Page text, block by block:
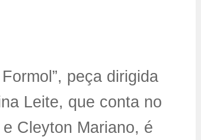
peça dirigida
Leite, que conta no
Cleyton Mariano, é